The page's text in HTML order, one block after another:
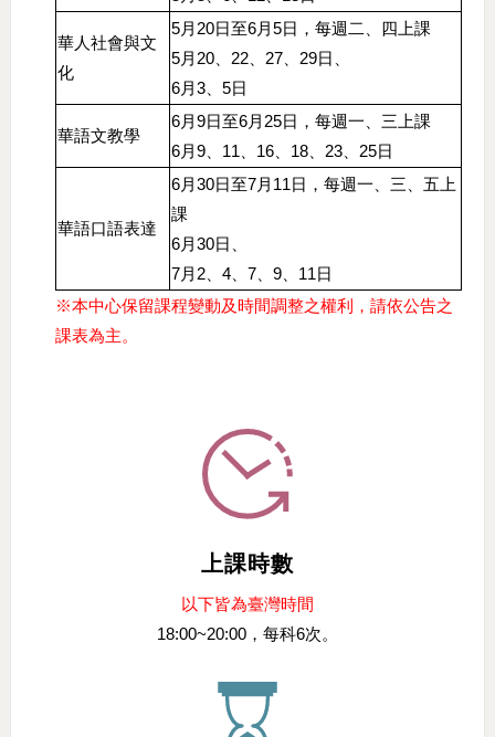
華人社會與文
化
5月20日至6月5日，每週二、四上課
5月20、22、27、29日、
6月3、5日
華語文教學
6月9日至6月25日，每週一、三上課
6月9、11、16、18、23、25日
華語口語表達
6月30日至7月11日，每週一、三、五上
課
6月30日、
7月2、4、7、9、11日
※本中心保留課程變動及時間調整之權利，請依公告之
課表為主。
上課時數
以下皆為臺灣時間
18:00~20:00，每科6次。